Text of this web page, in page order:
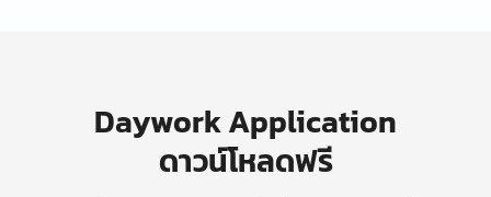
Daywork Application
ดาวน์โหลดฟรี